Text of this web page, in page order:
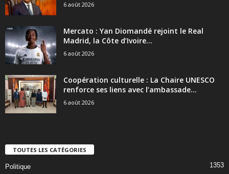
6 août 2026
Mercato : Yan Diomandé rejoint le Real
Madrid, la Côte d’Ivoire...
6 août 2026
Coopération culturelle : La Chaire UNESCO
renforce ses liens avec l’ambassade...
6 août 2026
TOUTES LES CATÉGORIES
Politique 1353